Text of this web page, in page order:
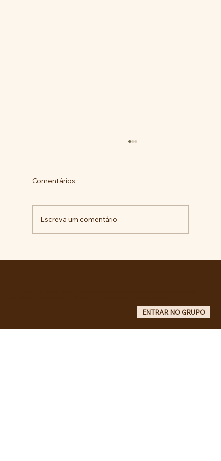
Comentários
Escreva um comentário
ENTRAR NO GRUPO